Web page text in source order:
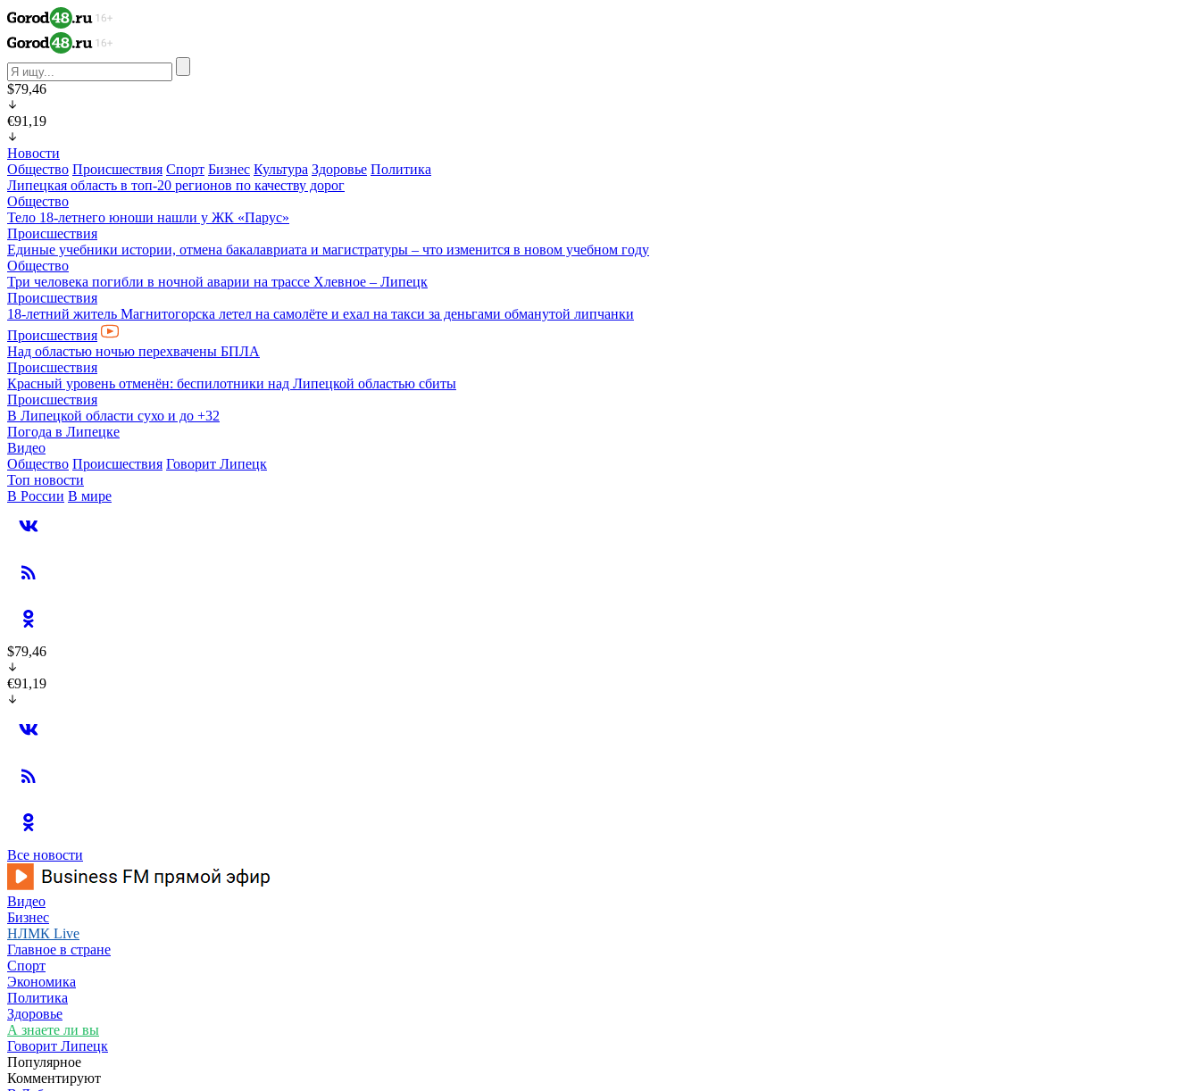
$79,46
€91,19
Новости
Общество Происшествия Спорт Бизнес Культура Здоровье Политика
Липецкая область в топ-20 регионов по качеству дорог
Общество
Тело 18-летнего юноши нашли у ЖК «Парус»
Происшествия
Единые учебники истории, отмена бакалавриата и магистратуры – что изменится в новом учебном году
Общество
Три человека погибли в ночной аварии на трассе Хлевное – Липецк
Происшествия
18-летний житель Магнитогорска летел на самолёте и ехал на такси за деньгами обманутой липчанки
Происшествия
Над областью ночью перехвачены БПЛА
Происшествия
Красный уровень отменён: беспилотники над Липецкой областью сбиты
Происшествия
В Липецкой области сухо и до +32
Погода в Липецке
Видео
Общество Происшествия Говорит Липецк
Топ новости
В России В мире
$79,46
€91,19
Все новости
Видео
Бизнес
НЛМК Live
Главное в стране
Спорт
Экономика
Политика
Здоровье
А знаете ли вы
Говорит Липецк
Популярное
Комментируют